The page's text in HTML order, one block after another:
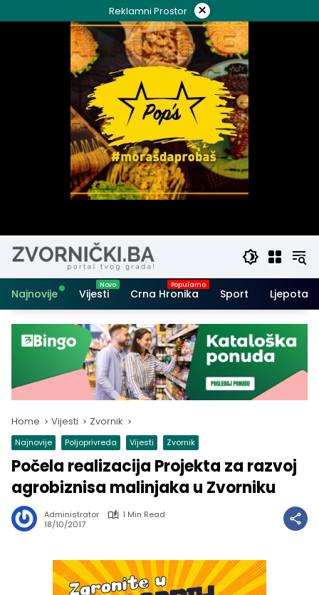
to
Reklamni Prostor ×
Najnovije Vijesti Crna Hronika Sport Ljepota i
Home Vijesti Zvornik
Najnovije Poljoprivreda Vijesti Zvornik
Počela realizacija Projekta za razvoj
agrobiznisa malinjaka u Zvorniku
Administrator
1 Min Read
18/10/2017